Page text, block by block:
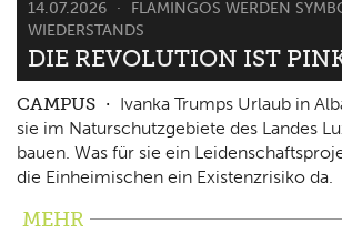
14.07.2026
FLAMINGOS WERDEN
WIEDERSTANDS
DIE REVOLUTION IST
CAMPUS
Ivanka Trumps Urlaub in
sie im Naturschutzgebiete des Landes
bauen. Was für sie ein
die Einheimischen ein Existenzrisiko da.
MEHR